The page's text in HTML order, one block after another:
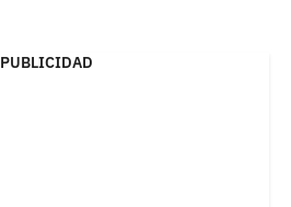
PUBLICIDAD